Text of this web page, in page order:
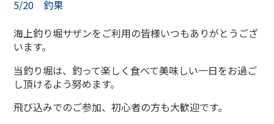
5/20 釣果
海上釣り堀サザンをご利用の皆様いつもありがとうござ
います。
当釣り堀は、釣って楽しく食べて美味しい一日をお過ご
し頂けるよう努めます。
飛び込みでのご参加、初心者の方も大歓迎です。